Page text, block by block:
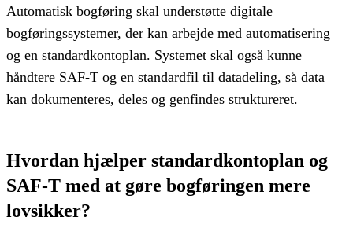
Automatisk bogføring skal understøtte digitale
bogføringssystemer, der kan arbejde med automatisering
og en standardkontoplan. Systemet skal også kunne
håndtere SAF-T og en standardfil til datadeling, så data
kan dokumenteres, deles og genfindes struktureret.
Hvordan hjælper standardkontoplan og
SAF-T med at gøre bogføringen mere
lovsikker?